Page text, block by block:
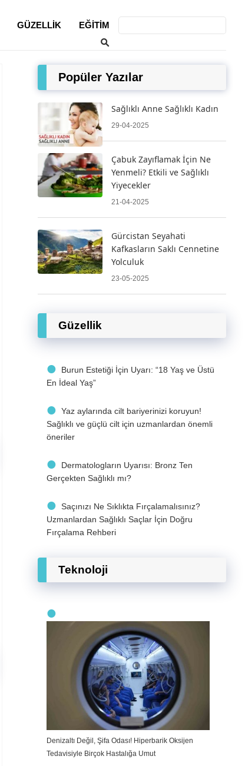
GÜZELLIK EĞITIM
Popüler Yazılar
Sağlıklı Anne Sağlıklı Kadın
29-04-2025
Çabuk Zayıflamak İçin Ne
Yenmeli? Etkili ve Sağlıklı
Yiyecekler
21-04-2025
Gürcistan Seyahati
Kafkasların Saklı Cennetine
Yolculuk
23-05-2025
Güzellik
Burun Estetiği İçin Uyarı: “18 Yaş ve Üstü
En İdeal Yaş”
Yaz aylarında cilt bariyerinizi koruyun!
Sağlıklı ve güçlü cilt için uzmanlardan önemli
öneriler
Dermatologların Uyarısı: Bronz Ten
Gerçekten Sağlıklı mı?
Saçınızı Ne Sıklıkta Fırçalamalısınız?
Uzmanlardan Sağlıklı Saçlar İçin Doğru
Fırçalama Rehberi
Teknoloji
Denizaltı Değil, Şifa Odası! Hiperbarik Oksijen
Tedavisiyle Birçok Hastalığa Umut